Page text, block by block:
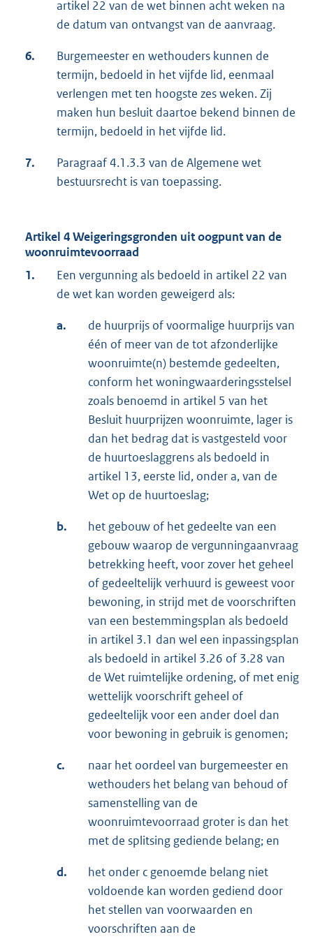
artikel 22 van de wet binnen acht weken na
de datum van ontvangst van de aanvraag.
6.
Burgemeester en wethouders kunnen de
termijn, bedoeld in het vijfde lid, eenmaal
verlengen met ten hoogste zes weken. Zij
maken hun besluit daartoe bekend binnen de
termijn, bedoeld in het vijfde lid.
7.
Paragraaf 4.1.3.3 van de Algemene wet
bestuursrecht is van toepassing.
Artikel 4 Weigeringsgronden uit oogpunt van de
woonruimtevoorraad
1.
Een vergunning als bedoeld in artikel 22 van
de wet kan worden geweigerd als:
a.
de huurprijs of voormalige huurprijs van
één of meer van de tot afzonderlijke
woonruimte(n) bestemde gedeelten,
conform het woningwaarderingsstelsel
zoals benoemd in artikel 5 van het
Besluit huurprijzen woonruimte, lager is
dan het bedrag dat is vastgesteld voor
de huurtoeslaggrens als bedoeld in
artikel 13, eerste lid, onder a, van de
Wet op de huurtoeslag;
b.
het gebouw of het gedeelte van een
gebouw waarop de vergunningaanvraag
betrekking heeft, voor zover het geheel
of gedeeltelijk verhuurd is geweest voor
bewoning, in strijd met de voorschriften
van een bestemmingsplan als bedoeld
in artikel 3.1 dan wel een inpassingsplan
als bedoeld in artikel 3.26 of 3.28 van
de Wet ruimtelijke ordening, of met enig
wettelijk voorschrift geheel of
gedeeltelijk voor een ander doel dan
voor bewoning in gebruik is genomen;
c.
naar het oordeel van burgemeester en
wethouders het belang van behoud of
samenstelling van de
woonruimtevoorraad groter is dan het
met de splitsing gediende belang; en
d.
het onder c genoemde belang niet
voldoende kan worden gediend door
het stellen van voorwaarden en
voorschriften aan de